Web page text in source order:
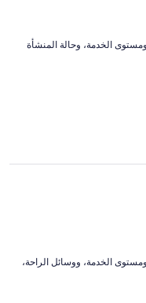
عناصر لم تنل الإعجاب: ⁦النظافة⁩، و⁦العاملون ومستوى الخدمة⁩، و⁦حالة المنشأة
عناصر لم تنل الإعجاب: ⁦النظافة⁩، و⁦العاملون ومستوى الخدمة⁩، و⁦وسائل الراحة⁩،